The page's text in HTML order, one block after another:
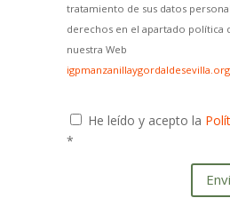
tratamiento de sus datos
derechos en el apartado política
nuestra Web
He leído y acepto la
*